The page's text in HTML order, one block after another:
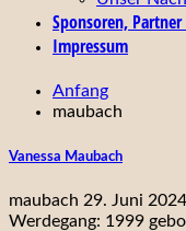
Sponsoren,
Impressum
Anfang
maubach
Vanessa Maubach
maubach 29. Juni 2024
Werdegang: 1999